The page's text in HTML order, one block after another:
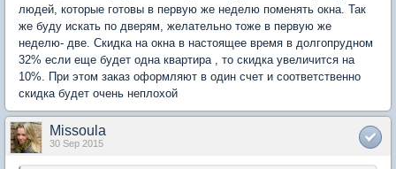
людей, которые готовы в первую же неделю поменять окна. Так
же буду искать по дверям, желательно тоже в первую же
неделю- две. Скидка на окна в настоящее время в долгопрудном
32% если еще будет одна квартира , то скидка увеличится на
10%. При этом заказ оформляют в один счет и соответственно
скидка будет очень неплохой
Missoula
30 Sep 2015